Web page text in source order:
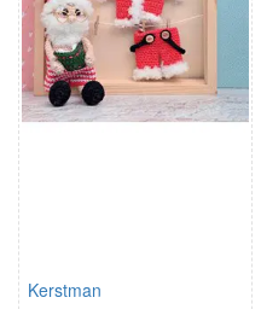
Kerstman